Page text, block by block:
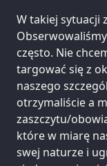
W takiej sytuacji
często. Nie
targować się z
naszego
otrzymaliście a
zaszczytu/
które w miarę
swej naturze i